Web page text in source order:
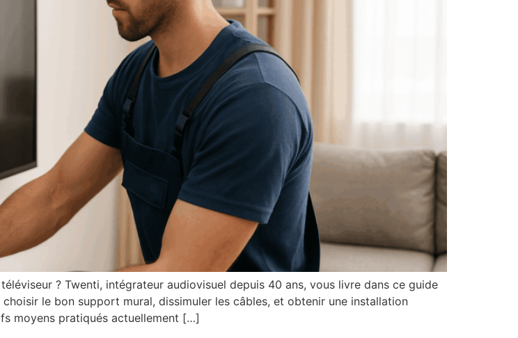
? Twenti, intégrateur audiovisuel depuis 40 ans, vous livre dans ce guide
le bon support mural, dissimuler les câbles, et obtenir une installation
moyens pratiqués actuellement […]